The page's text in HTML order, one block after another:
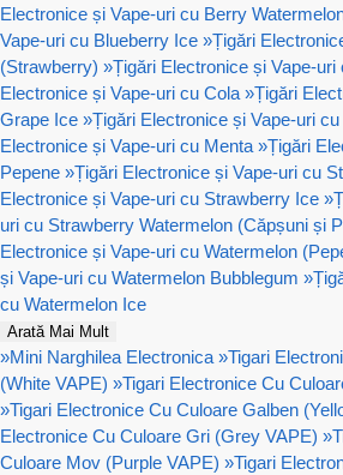
Electronice și Vape-uri cu Berry
Vape-uri cu Blueberry Ice »Țigări
(Strawberry) »Țigări Electronice și Vape-
Electronice și Vape-uri cu Cola »Țigări
Grape Ice »Țigări Electronice și Vape-uri
Electronice și Vape-uri cu Menta »Țigări
Pepene »Țigări Electronice și Vape-uri cu
Electronice și Vape-uri cu Strawberry Ice »
uri cu Strawberry Watermelon (Căpșuni și
Electronice și Vape-uri cu Watermelon
și Vape-uri cu Watermelon Bubblegum »
cu Watermelon Ice
Arată Mai Mult
»Mini Narghilea Electronica »Tigari
(White VAPE) »Tigari Electronice Cu
»Tigari Electronice Cu Culoare Galben
Electronice Cu Culoare Gri (Grey VAPE) »
Culoare Mov (Purple VAPE) »Tigari